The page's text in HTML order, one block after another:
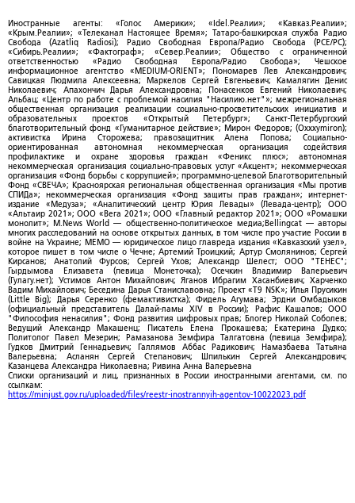
Иностранные агенты: «Голос Америки»; «Idel.Реалии»; «Кавказ.Реалии»;
«Крым.Реалии»; «Телеканал Настоящее Время»; Татаро-башкирская служба Радио
Свобода (Azatliq Radiosi); Радио Свободная Европа/Радио Свобода (PCE/PC);
«Сибирь.Реалии»; «Фактограф»; «Север.Реалии»; Общество с ограниченной
ответственностью «Радио Свободная Европа/Радио Свобода»; Чешское
информационное агентство «MEDIUM-ORIENT»; Пономарев Лев Александрович;
Савицкая Людмила Алексеевна; Маркелов Сергей Евгеньевич; Камалягин Денис
Николаевич; Апахончич Дарья Александровна; Понасенков Евгений Николаевич;
Альбац; «Центр по работе с проблемой насилия "Насилию.нет"»; межрегиональная
общественная организация реализации социально-просветительских инициатив и
образовательных проектов «Открытый Петербург»; Санкт-Петербургский
благотворительный фонд «Гуманитарное действие»; Мирон Федоров; (Oxxxymiron);
активистка Ирина Сторожева; правозащитник Алена Попова; Социально-
ориентированная автономная некоммерческая организация содействия
профилактике и охране здоровья граждан «Феникс плюс»; автономная
некоммерческая организация социально-правовых услуг «Акцент»; некоммерческая
организация «Фонд борьбы с коррупцией»; программно-целевой Благотворительный
Фонд «СВЕЧА»; Красноярская региональная общественная организация «Мы против
СПИДа»; некоммерческая организация «Фонд защиты прав граждан»; интернет-
издание «Медуза»; «Аналитический центр Юрия Левады» (Левада-центр); ООО
«Альтаир 2021»; ООО «Вега 2021»; ООО «Главный редактор 2021»; ООО «Ромашки
монолит»; M.News World — общественно-политическое медиа;Bellingcat — авторы
многих расследований на основе открытых данных, в том числе про участие России в
войне на Украине; МЕМО — юридическое лицо главреда издания «Кавказский узел»,
которое пишет в том числе о Чечне; Артемий Троицкий; Артур Смолянинов; Сергей
Кирсанов; Анатолий Фурсов; Сергей Ухов; Александр Шелест; ООО "ТЕНЕС";
Гырдымова Елизавета (певица Монеточка); Осечкин Владимир Валерьевич
(Гулагу.нет); Устимов Антон Михайлович; Яганов Ибрагим Хасанбиевич; Харченко
Вадим Михайлович; Беседина Дарья Станиславовна; Проект «T9 NSK»; Илья Прусикин
(Little Big); Дарья Серенко (фемактивистка); Фидель Агумава; Эрдни Омбадыков
(официальный представитель Далай-ламы XIV в России); Рафис Кашапов; ООО
"Философия ненасилия"; Фонд развития цифровых прав; Блогер Николай Соболев;
Ведущий Александр Макашенц; Писатель Елена Прокашева; Екатерина Дудко;
Политолог Павел Мезерин; Рамазанова Земфира Талгатовна (певица Земфира);
Гудков Дмитрий Геннадьевич; Галлямов Аббас Радикович; Намазбаева Татьяна
Валерьевна; Асланян Сергей Степанович; Шпилькин Сергей Александрович;
Казанцева Александра Николаевна; Ривина Анна Валерьевна
Списки организаций и лиц, признанных в России иностранными агентами, см. по
ссылкам:
https://minjust.gov.ru/uploaded/files/reestr-inostrannyih-agentov-10022023.pdf